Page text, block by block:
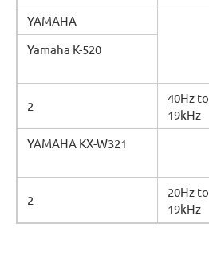
YAMAHA
Yamaha K-520
2
40Hz to
19kHz
YAMAHA KX-W321
2
20Hz to
19kHz